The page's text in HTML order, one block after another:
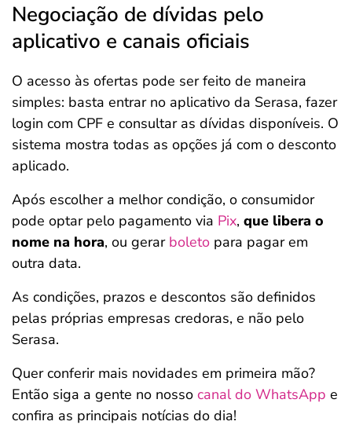
Negociação de dívidas pelo
aplicativo e canais oficiais
O acesso às ofertas pode ser feito de maneira
simples: basta entrar no aplicativo da Serasa, fazer
login com CPF e consultar as dívidas disponíveis. O
sistema mostra todas as opções já com o desconto
aplicado.
Após escolher a melhor condição, o consumidor
pode optar pelo pagamento via Pix, que libera o
nome na hora, ou gerar boleto para pagar em
outra data.
As condições, prazos e descontos são definidos
pelas próprias empresas credoras, e não pelo
Serasa.
Quer conferir mais novidades em primeira mão?
Então siga a gente no nosso canal do WhatsApp e
confira as principais notícias do dia!